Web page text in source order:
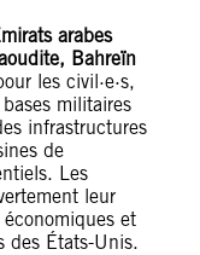
arabes
Bahreïn
les civil·e·s,
militaires
infrastructures
de
Les
leur
et
des États-Unis.